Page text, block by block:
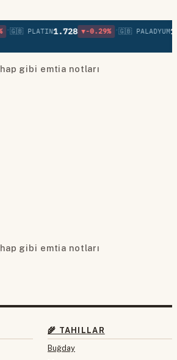
• 🇬🇧 PLATIN1.728 ▼-0.29% • 🇬🇧 PALADYUM
hap gibi emtia notları
hap gibi emtia notları
🌾 TAHILLAR
Buğday